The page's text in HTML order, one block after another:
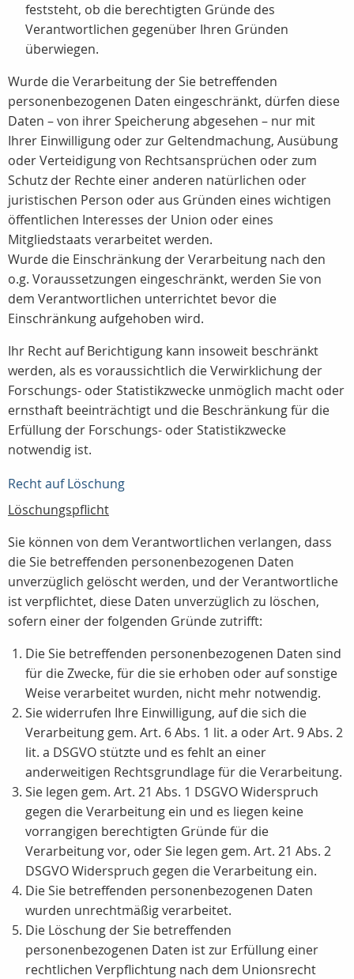
feststeht, ob die berechtigten Gründe des
Verantwortlichen gegenüber Ihren Gründen
überwiegen.
Wurde die Verarbeitung der Sie betreffenden
personenbezogenen Daten eingeschränkt, dürfen diese
Daten – von ihrer Speicherung abgesehen – nur mit
Ihrer Einwilligung oder zur Geltendmachung, Ausübung
oder Verteidigung von Rechtsansprüchen oder zum
Schutz der Rechte einer anderen natürlichen oder
juristischen Person oder aus Gründen eines wichtigen
öffentlichen Interesses der Union oder eines
Mitgliedstaats verarbeitet werden.
Wurde die Einschränkung der Verarbeitung nach den
o.g. Voraussetzungen eingeschränkt, werden Sie von
dem Verantwortlichen unterrichtet bevor die
Einschränkung aufgehoben wird.
Ihr Recht auf Berichtigung kann insoweit beschränkt
werden, als es voraussichtlich die Verwirklichung der
Forschungs- oder Statistikzwecke unmöglich macht oder
ernsthaft beeinträchtigt und die Beschränkung für die
Erfüllung der Forschungs- oder Statistikzwecke
notwendig ist.
Recht auf Löschung
Löschungspflicht
Sie können von dem Verantwortlichen verlangen, dass
die Sie betreffenden personenbezogenen Daten
unverzüglich gelöscht werden, und der Verantwortliche
ist verpflichtet, diese Daten unverzüglich zu löschen,
sofern einer der folgenden Gründe zutrifft:
Die Sie betreffenden personenbezogenen Daten sind
für die Zwecke, für die sie erhoben oder auf sonstige
Weise verarbeitet wurden, nicht mehr notwendig.
Sie widerrufen Ihre Einwilligung, auf die sich die
Verarbeitung gem. Art. 6 Abs. 1 lit. a oder Art. 9 Abs. 2
lit. a DSGVO stützte und es fehlt an einer
anderweitigen Rechtsgrundlage für die Verarbeitung.
Sie legen gem. Art. 21 Abs. 1 DSGVO Widerspruch
gegen die Verarbeitung ein und es liegen keine
vorrangigen berechtigten Gründe für die
Verarbeitung vor, oder Sie legen gem. Art. 21 Abs. 2
DSGVO Widerspruch gegen die Verarbeitung ein.
Die Sie betreffenden personenbezogenen Daten
wurden unrechtmäßig verarbeitet.
Die Löschung der Sie betreffenden
personenbezogenen Daten ist zur Erfüllung einer
rechtlichen Verpflichtung nach dem Unionsrecht